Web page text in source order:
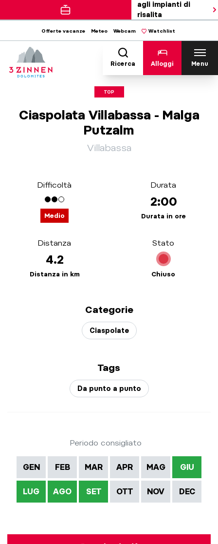
agli impianti di
risalita
Offerte vacanze Meteo Webcam Watchlist
Ricerca Alloggi Menu
TOP
Ciaspolata Villabassa - Malga
Putzalm
Villabassa
Difficoltà
Medio
Durata
2:00
Durata in ore
Distanza
4.2
Distanza in km
Stato
Chiuso
Categorie
Ciaspolate
Tags
Da punto a punto
Periodo consigliato
GEN FEB MAR APR MAG GIU
LUG AGO SET OTT NOV DEC